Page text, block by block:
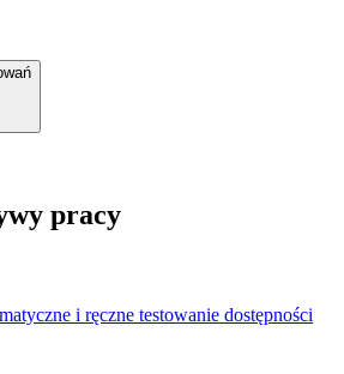
pracy
i ręczne testowanie dostępności